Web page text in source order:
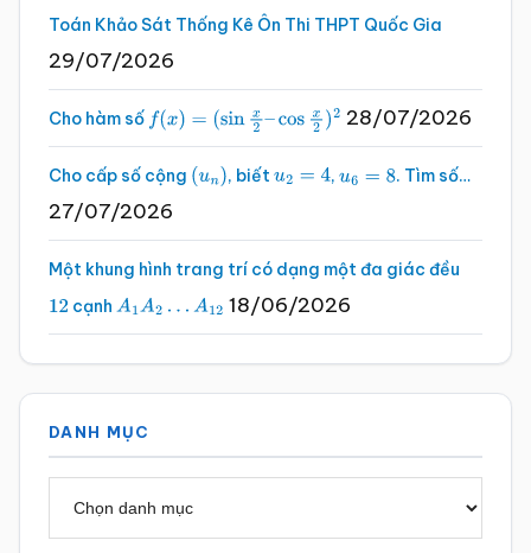
Toán Khảo Sát Thống Kê Ôn Thi THPT Quốc Gia
29/07/2026
Cho hàm số f(x)=(sinx2 –cosx2 )2 28/07/2026
Cho cấp số cộng (un), biếtu2 =4 , u6 =8 . Tìm số…
27/07/2026
Một khung hình trang trí có dạng một đa giác đều
12 cạnh A1A2…A 12 18/06/2026
DANH MỤC